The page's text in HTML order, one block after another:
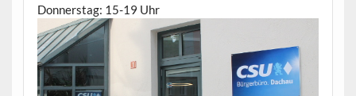
Donnerstag: 15-19 Uhr